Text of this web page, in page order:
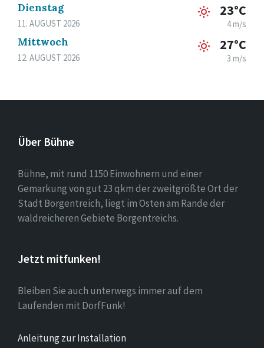
Dienstag
11. AUGUST 2026
23°C
4 m/s
Mittwoch
12. AUGUST 2026
27°C
3 m/s
Über Bühne
Bühne, mit rund 1150 Einwohnern und einer
Gemarkung von gut 23 qkm der zweitgrößte Ort der
Stadt Borgentreich, liegt im Osten am Rande der
waldreicheren Gebiete Borgentreichs.
Jetzt mitfunken!
Bleiben Sie auch unterwegs immer auf dem
Laufenden mit DorfFunk!
Anleitung zur Installation